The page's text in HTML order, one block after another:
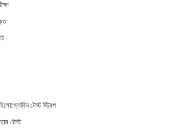
টেস্ট স্ট্রিপ
টেস্ট